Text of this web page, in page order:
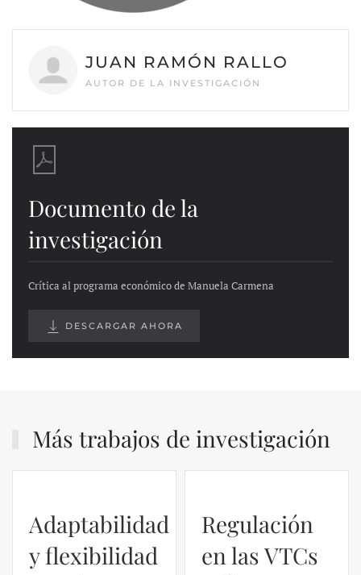
JUAN RAMÓN RALLO
AUTOR DE LA INVESTIGACIÓN
Documento de la
investigación
Crítica al programa económico de Manuela Carmena
DESCARGAR AHORA
Más trabajos de investigación
Adaptabilidad
y flexibilidad
Regulación
en las VTCs